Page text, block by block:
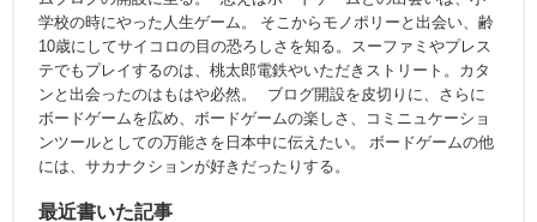
学校の時にやった人生ゲーム。 そこからモノポリーと出会い、齢
10歳にしてサイコロの目の恐ろしさを知る。スーファミやプレス
テでもプレイするのは、桃太郎電鉄やいただきストリート。カタ
ンと出会ったのはもはや必然。 ブログ開設を皮切りに、さらに
ボードゲームを広め、ボードゲームの楽しさ、コミニュケーショ
ンツールとしての万能さを日本中に伝えたい。 ボードゲームの他
には、サカナクションが好きだったりする。
最近書いた記事